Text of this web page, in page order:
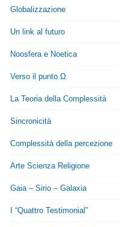
Globalizzazione
Un link al futuro
Noosfera e Noetica
Verso il punto Ω
La Teoria della Complessità
Sincronicità
Complessità della percezione
Arte Scienza Religione
Gaia – Sirio – Galaxia
I “Quattro Testimonial”